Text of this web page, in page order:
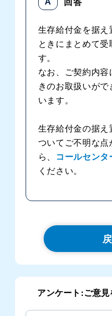
生存給付金を据
ときにまとめて
す。
なお、ご契約内
きのお取扱いが
います。
生存給付金の据
ついてご不明な点
ら、 コールセンタ
ください。
アンケート:ご意